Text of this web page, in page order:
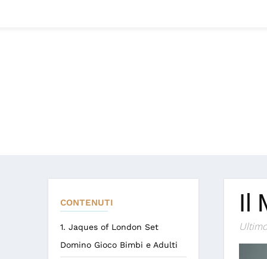
CONTENUTI
1. Jaques of London Set
Domino Gioco Bimbi e Adulti
Il